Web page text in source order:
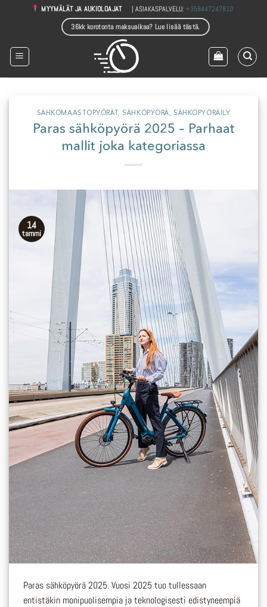
MYYMÄLÄT JA AUKIOLOAJAT | ASIAKASPALVELU:+358447247810
36kk korotonta maksuaikaa? Lue lisää tästä.
SÄHKÖMAASTOPYÖRÄT, SÄHKÖPYÖRÄ, SÄHKÖPYÖRÄILY
Paras sähköpyörä 2025 – Parhaat
mallit joka kategoriassa
14
tammi
Paras sähköpyörä 2025. Vuosi 2025 tuo tullessaan
entistäkin monipuolisempia ja teknologisesti edistyneempiä